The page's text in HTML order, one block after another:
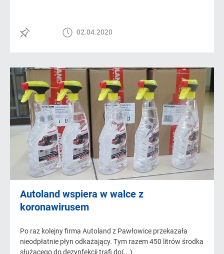
02.04.2020
Autoland wspiera w walce z
koronawirusem
Po raz kolejny firma Autoland z Pawłowice przekazała
nieodpłatnie płyn odkażający. Tym razem 450 litrów środka
służącego do dezynfekcji trafi do(...)